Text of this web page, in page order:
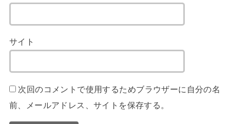
サイト
次回のコメントで使用するためブラウザーに自分の名
前、メールアドレス、サイトを保存する。